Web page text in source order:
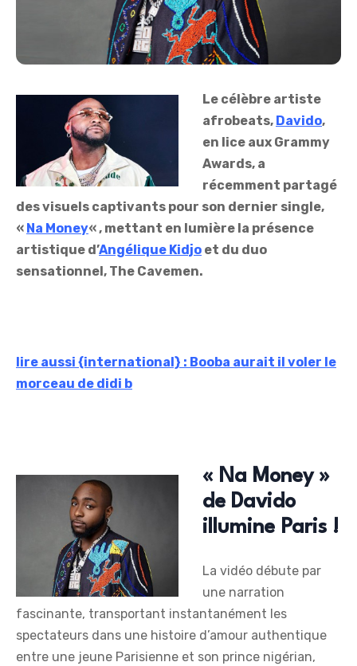
Le célèbre artiste
afrobeats, Davido,
en lice aux Grammy
Awards, a
récemment partagé
des visuels captivants pour son dernier single,
« Na Money« , mettant en lumière la présence
artistique d’Angélique Kidjo et du duo
sensationnel, The Cavemen.
lire aussi {international} : Booba aurait il voler le
morceau de didi b
« Na Money »
de Davido
illumine Paris !
La vidéo débute par
une narration
fascinante, transportant instantanément les
spectateurs dans une histoire d’amour authentique
entre une jeune Parisienne et son prince nigérian,